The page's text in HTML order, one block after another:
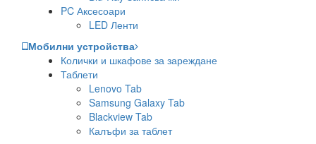
PC Аксесоари
LED Ленти
Мобилни устройства
Колички и шкафове за зареждане
Таблети
Lenovo Tab
Samsung Galaxy Tab
Blackview Tab
Калъфи за таблет